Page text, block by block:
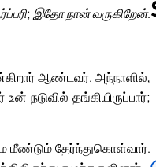
இதோ நான் வருகிறேன்.
ஆண்டவர். அந்நாளில்,
நடுவில் தங்கியிருப்பார்;
மீண்டும் தேர்ந்துகொள்வார்.
Follow us on Facebook